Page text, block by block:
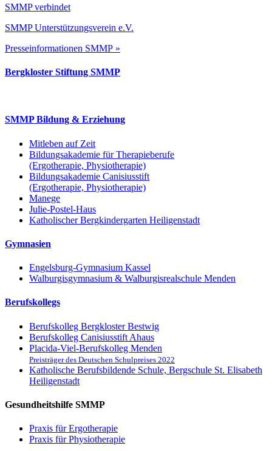
SMMP verbindet
SMMP Unterstützungsverein e.V.
Presseinformationen SMMP »
Bergkloster Stiftung SMMP
SMMP Bildung & Erziehung
Mitleben auf Zeit
Bildungsakademie für Therapieberufe
(Ergotherapie, Physiotherapie)
Bildungsakademie Canisiusstift
(Ergotherapie, Physiotherapie)
Manege
Julie-Postel-Haus
Katholischer Bergkindergarten Heiligenstadt
Gymnasien
Engelsburg-Gymnasium Kassel
Walburgisgymnasium & Walburgisrealschule Menden
Berufskollegs
Berufskolleg Bergkloster Bestwig
Berufskolleg Canisiusstift Ahaus
Placida-Viel-Berufskolleg Menden
Preisträger des Deutschen Schulpreises 2022
Katholische Berufsbildende Schule, Bergschule St. Elisabeth
Heiligenstadt
Gesundheitshilfe SMMP
Praxis für Ergo­therapie
Praxis für Physio­therapie